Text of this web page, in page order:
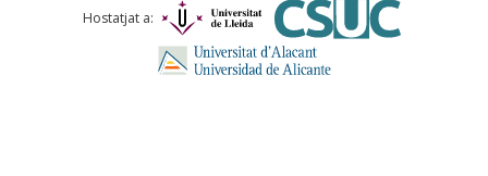
Comentari *
Hostatjat a: